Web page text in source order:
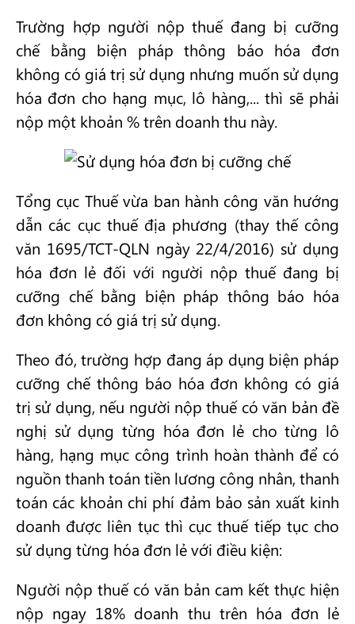
Trường hợp người nộp thuế đang bị cưỡng
chế bằng biện pháp thông báo hóa đơn
không có giá trị sử dụng nhưng muốn sử dụng
hóa đơn cho hạng mục, lô hàng,... thì sẽ phải
nộp một khoản % trên doanh thu này.
Tổng cục Thuế vừa ban hành công văn hướng
dẫn các cục thuế địa phương (thay thế công
văn 1695/TCT-QLN ngày 22/4/2016) sử dụng
hóa đơn lẻ đối với người nộp thuế đang bị
cưỡng chế bằng biện pháp thông báo hóa
đơn không có giá trị sử dụng.
Theo đó, trường hợp đang áp dụng biện pháp
cưỡng chế thông báo hóa đơn không có giá
trị sử dụng, nếu người nộp thuế có văn bản đề
nghị sử dụng từng hóa đơn lẻ cho từng lô
hàng, hạng mục công trình hoàn thành để có
nguồn thanh toán tiền lương công nhân, thanh
toán các khoản chi phí đảm bảo sản xuất kinh
doanh được liên tục thì cục thuế tiếp tục cho
sử dụng từng hóa đơn lẻ với điều kiện:
Người nộp thuế có văn bản cam kết thực hiện
nộp ngay 18% doanh thu trên hóa đơn lẻ